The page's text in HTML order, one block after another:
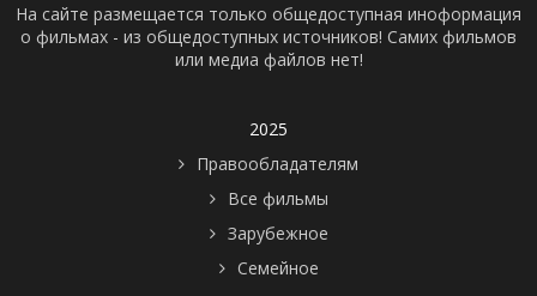
На сайте размещается только общедоступная иноформация
о фильмах - из общедоступных источников! Самих фильмов
или медиа файлов нет!
2025
Правообладателям
Все фильмы
Зарубежное
Семейное